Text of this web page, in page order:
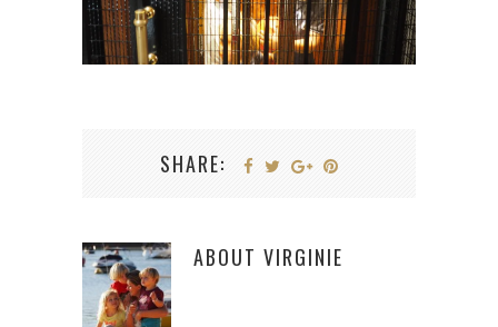
SHARE:
ABOUT VIRGINIE